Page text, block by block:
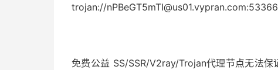
trojan://
免费公益 SS/SSR/V2ray/Trojan代理节点无法